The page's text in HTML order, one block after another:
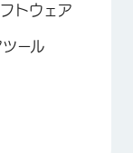
トウェア
ール